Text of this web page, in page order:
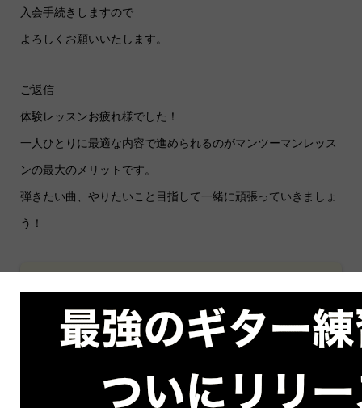
入会手続きしますので
よろしくお願いいたします。
ご返信
体験レッスンお疲れ様でした！
一人ひとりに最適な内容で進められるのがマンツーマンレッス
ンの最大のメリットです。
弾きたい曲、やりたいこと目指して一緒に頑張っていきましょ
う！
まずは無料体験から
はじめましょう！
〜今なら〜